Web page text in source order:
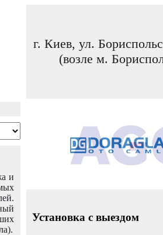
г. Киев, ул.
(возле м.
и
Установка с выездом